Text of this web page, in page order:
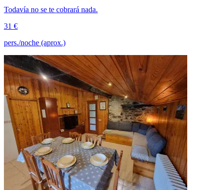
Todavía no se te cobrará nada.
31 €
pers./noche (aprox.)